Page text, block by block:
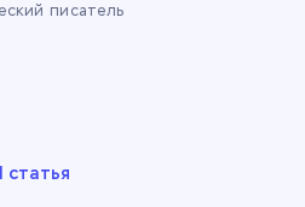
писатель
статья